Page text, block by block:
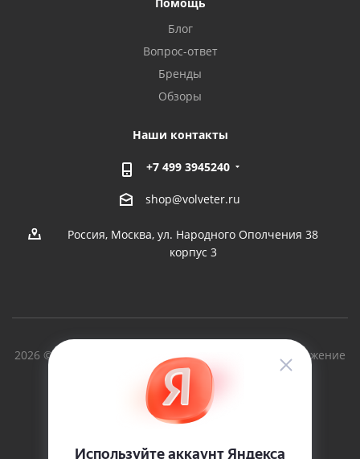
Блог
Вопрос-ответ
Бренды
Обзоры
Наши контакты
+7 499 3945240
shop@volveter.ru
Россия, Москва, ул. Народного Ополчения 38
корпус 3
2026 © Вольный Ветер - производство судов и снаряжение
для туризма с 1997г.
Версия для печати